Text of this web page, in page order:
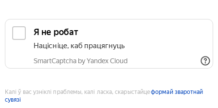
Я не робат
Націсніце, каб працягнуць
SmartCaptcha by Yandex Cloud
Калі ў вас узніклі праблемы, калі ласка, скарыстайцеформай зваротнай
сувязі